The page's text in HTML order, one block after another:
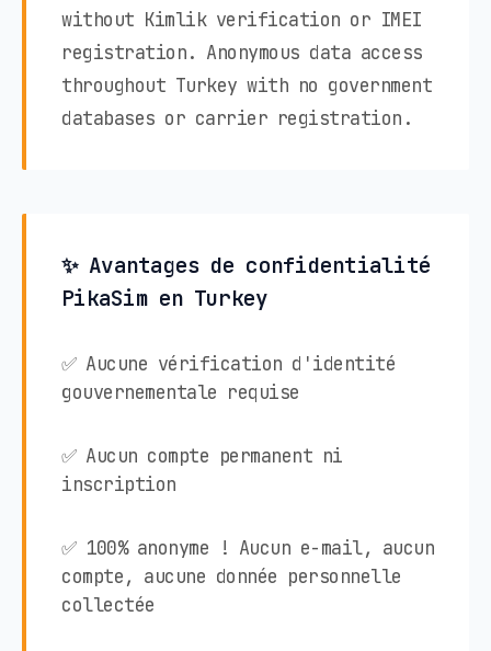
without Kimlik verification or IMEI
registration. Anonymous data access
throughout Turkey with no government
databases or carrier registration.
✨ Avantages de confidentialité
PikaSim en Turkey
✅ Aucune vérification d'identité
gouvernementale requise
✅ Aucun compte permanent ni
inscription
✅ 100% anonyme ! Aucun e-mail, aucun
compte, aucune donnée personnelle
collectée